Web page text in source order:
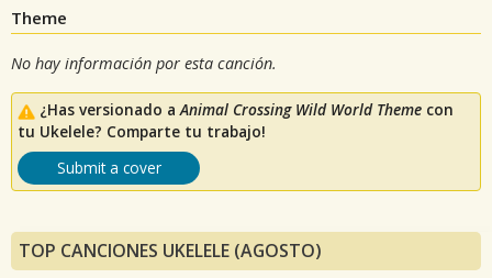
Theme
No hay información por esta canción.
¿Has versionado aAnimal Crossing Wild World Theme con
tu Ukelele? Comparte tu trabajo!
Submit a cover
TOP CANCIONES UKELELE (AGOSTO)